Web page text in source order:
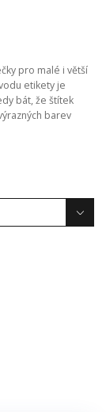
pro malé i větší
etikety je
bát, že štítek
barev